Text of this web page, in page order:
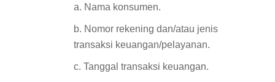
a. Nama konsumen.
b. Nomor rekening dan/atau jenis
transaksi keuangan/pelayanan.
c. Tanggal transaksi keuangan.